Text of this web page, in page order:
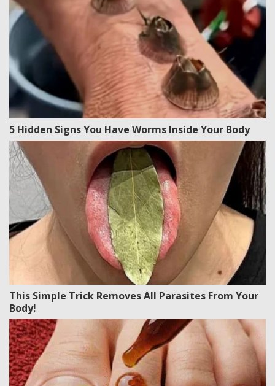
5 Hidden Signs You Have Worms Inside Your Body
This Simple Trick Removes All Parasites From Your
Body!